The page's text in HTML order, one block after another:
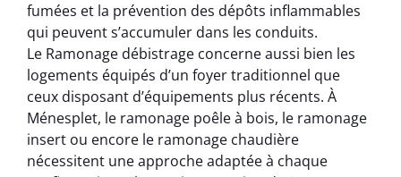
fumées et la prévention des dépôts inflammables
qui peuvent s’accumuler dans les conduits.
Le Ramonage débistrage concerne aussi bien les
logements équipés d’un foyer traditionnel que
ceux disposant d’équipements plus récents. À
Ménesplet, le ramonage poêle à bois, le ramonage
insert ou encore le ramonage chaudière
nécessitent une approche adaptée à chaque